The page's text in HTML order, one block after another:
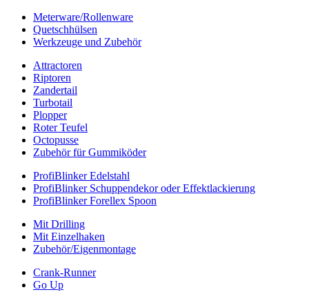
Meterware/Rollenware
Quetschhülsen
Werkzeuge und Zubehör
Attractoren
Riptoren
Zandertail
Turbotail
Plopper
Roter Teufel
Octopusse
Zubehör für Gummiköder
ProfiBlinker Edelstahl
ProfiBlinker Schuppendekor oder Effektlackierung
ProfiBlinker Forellex Spoon
Mit Drilling
Mit Einzelhaken
Zubehör/Eigenmontage
Crank-Runner
Go Up